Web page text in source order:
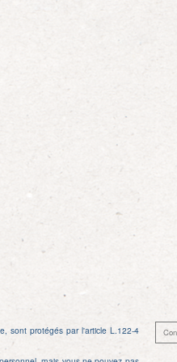
sont protégés par l'article L.122-4